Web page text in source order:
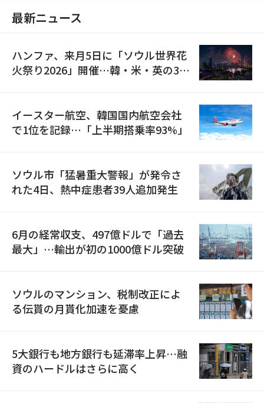
最新ニュース
ハンファ、来月5日に「ソウル世界花
火祭り2026」開催…韓・米・英の3カ
イースター航空、韓国国内航空会社
で1位を記録…「上半期搭乗率93%」
ソウル市「猛暑重大警報」が発令さ
れた4日、熱中症患者39人追加発生
6月の経常収支、497億ドルで「過去
最大」…輸出が初の1000億ドル突破
ソウルのマンション、税制改正によ
る伝貰の月貰化加速を憂慮
5大銀行も地方銀行も延滞率上昇…融
資のハードルはさらに高く